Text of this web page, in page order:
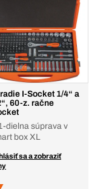
I-Socket 1/4“ a
60-z. račne
dielna súprava v
box XL
sa a zobraziť